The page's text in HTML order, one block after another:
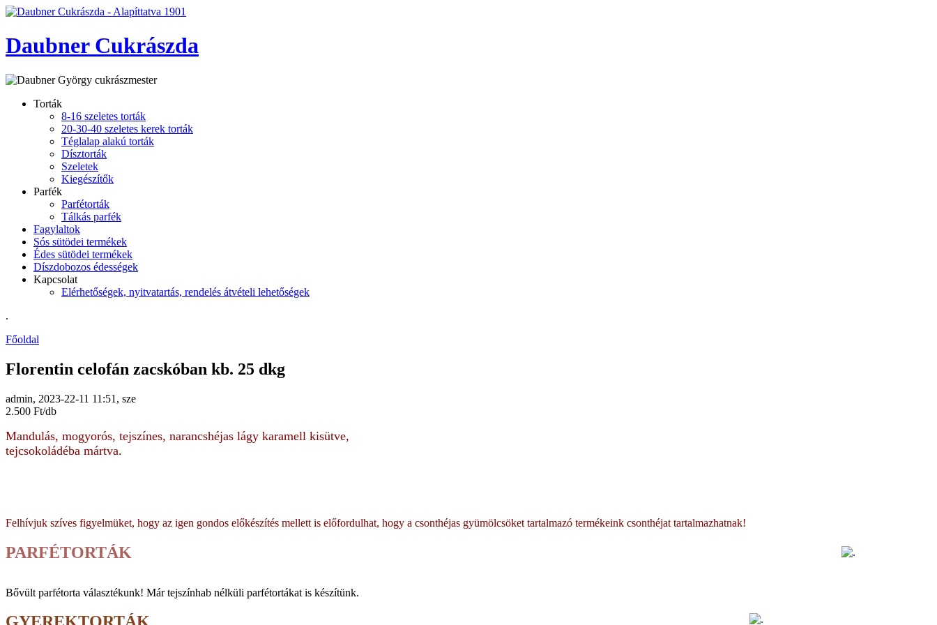
Daubner Cukrászda
Torták
8-16 szeletes torták
20-30-40 szeletes kerek torták
Téglalap alakú torták
Dísztorták
Szeletek
Kiegészítők
Parfék
Parfétorták
Tálkás parfék
Fagylaltok
Sós sütödei termékek
Édes sütödei termékek
Díszdobozos édességek
Kapcsolat
Elérhetőségek, nyitvatartás, rendelés átvételi lehetőségek
.
Főoldal
Florentin celofán zacskóban kb. 25 dkg
admin, 2023-22-11 11:51, sze
2.500 Ft/db
Mandulás, mogyorós, tejszínes, narancshéjas lágy karamell kisütve,
tejcsokoládéba mártva.
Felhívjuk szíves figyelmüket, hogy az igen gondos előkészítés mellett is előfordulhat, hogy a csonthéjas gyümölcsöket tartalmazó termékeink csonthéjat tartalmazhatnak!
PARFÉTORTÁK
Bővült parfé­torta vá­lasz­tékunk! Már tej­szín­hab nélküli parfé­tortákat is készítünk.